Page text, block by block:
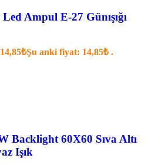
Ampul E-27 Günışığı
14,85₺Şu anki fiyat: 14,85₺ .
Backlight 60X60 Sıva Altı
Işık